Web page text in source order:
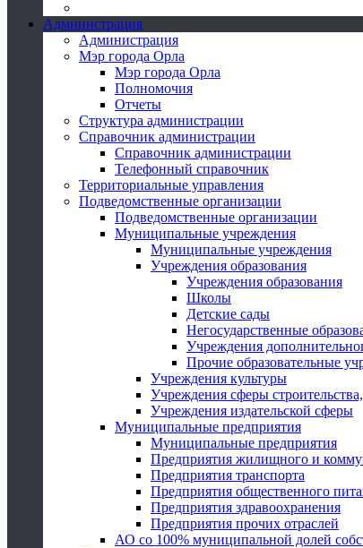
Администрация
Администрация
Мэр города Орла
Мэр города Орла
Полномочия
Отчеты
Структура администрации
Справочник администрации
Справочник администрации
Телефонный справочник
Территориальные управления
Подведомственные организации
Подведомственные организации
Муниципальные учреждения
Муниципальные учреждения
Учреждения образования
Учреждения образования
Школы
Детские сады
Негосударственные
Учреждения
Прочие образовательные
Учреждения культуры
Учреждения сферы
Учреждения издательской сферы
Муниципальные предприятия
Муниципальные предприятия
Предприятия жилищного и
Предприятия транспорта
Предприятия общественного
Предприятия здравоохранения
Предприятия прочих отраслей
АО со 100% муниципальной долей